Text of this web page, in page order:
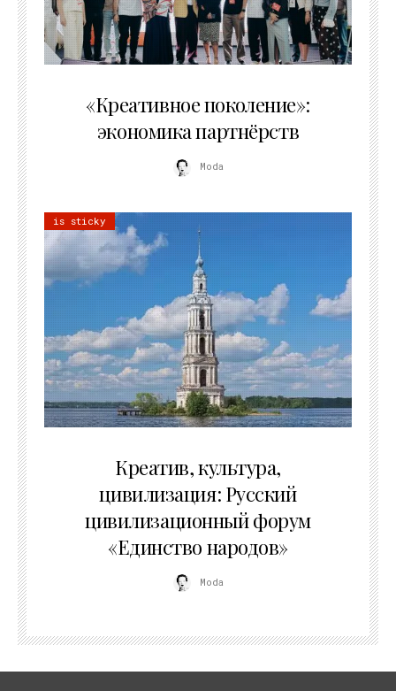
«Креативное поколение»:
экономика партнёрств
Moda
is sticky
Креатив, культура,
цивилизация: Русский
цивилизационный форум
«Единство народов»
Moda